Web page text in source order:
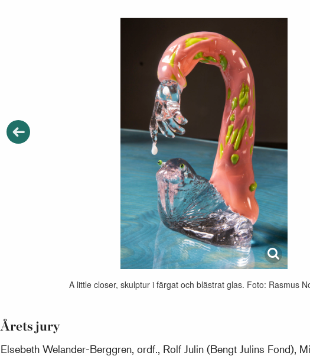
A little closer, skulptur i färgat och blästrat glas. Foto: Rasmus
Årets jury
Elsebeth Welander-Berggren, ordf., Rolf Julin (Bengt Julins Fond),